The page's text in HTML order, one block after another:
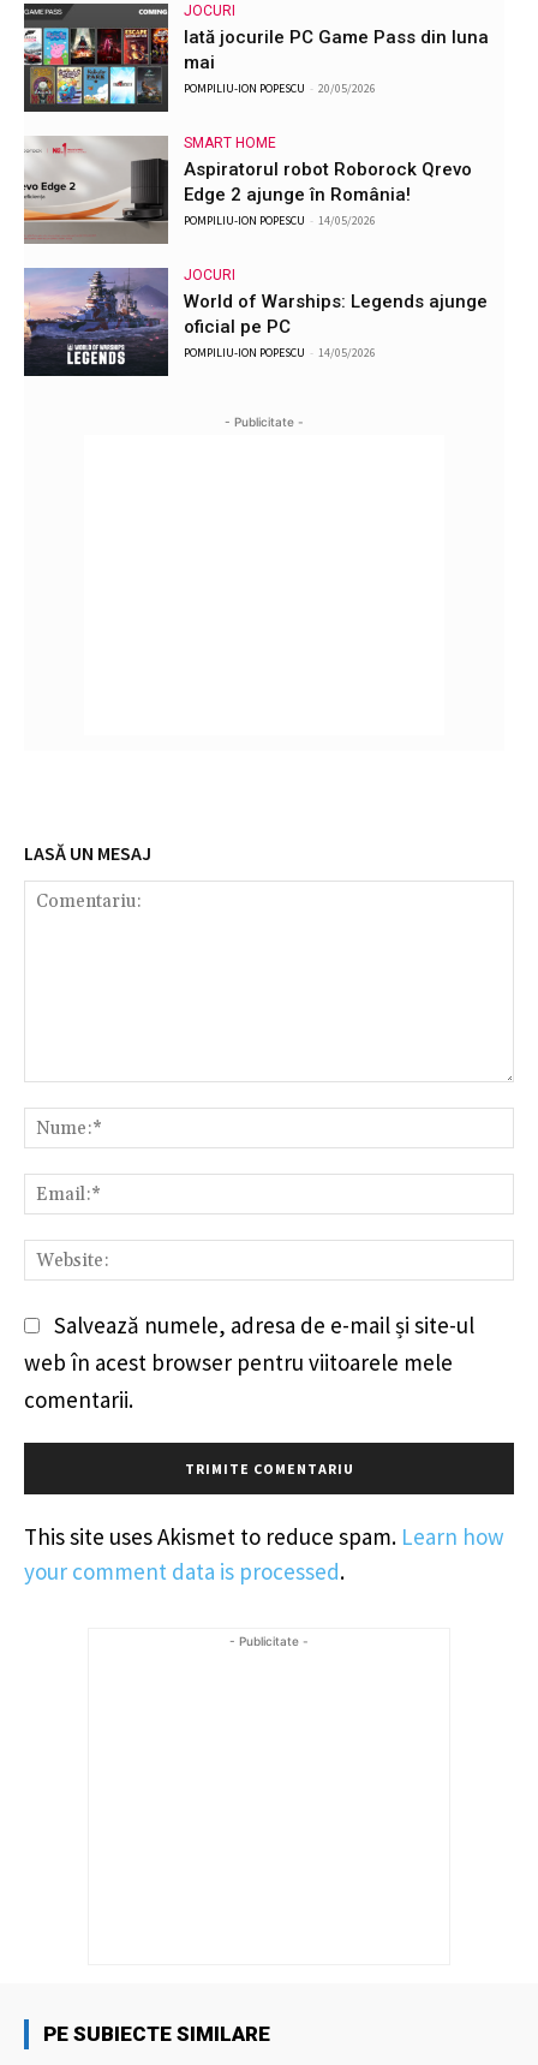
JOCURI
Iată jocurile PC Game Pass din luna
mai
POMPILIU-ION POPESCU - 20/05/2026
SMART HOME
Aspiratorul robot Roborock Qrevo
Edge 2 ajunge în România!
POMPILIU-ION POPESCU - 14/05/2026
JOCURI
World of Warships: Legends ajunge
oficial pe PC
POMPILIU-ION POPESCU - 14/05/2026
- Publicitate -
LASĂ UN MESAJ
Salvează numele, adresa de e-mail și site-ul
web în acest browser pentru viitoarele mele
comentarii.
This site uses Akismet to reduce spam. Learn how
your comment data is processed.
- Publicitate -
PE SUBIECTE SIMILARE